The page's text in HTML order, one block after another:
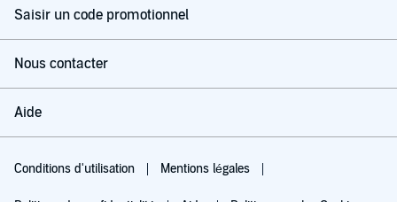
Money Online with
Saisir un code promotionnel
Nous contacter
Aide
Conditions d'utilisation Mentions légales